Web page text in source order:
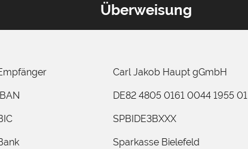
Überweisung
Carl Jakob Haupt gGmbH
IBAN DE82 4805 0161 0044 1955 01
SPBIDE3BXXX
Sparkasse Bielefeld